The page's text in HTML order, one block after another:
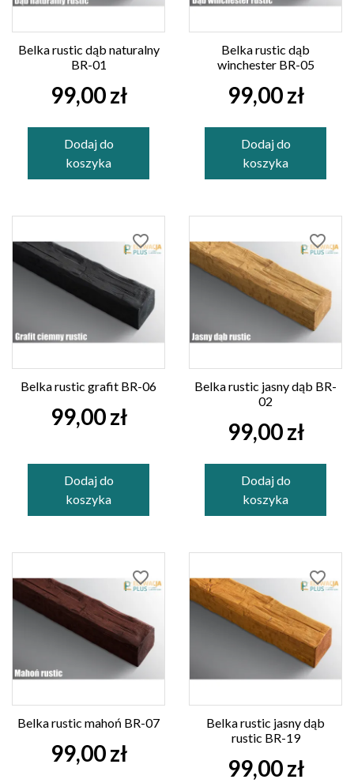
Belka rustic dąb naturalny
BR-01
99,00 zł
Dodaj do
koszyka
Belka rustic dąb
winchester BR-05
99,00 zł
Dodaj do
koszyka
favorite_border
Belka rustic grafit BR-06
99,00 zł
Dodaj do
koszyka
favorite_border
Belka rustic jasny dąb BR-
02
99,00 zł
Dodaj do
koszyka
favorite_border
Belka rustic mahoń BR-07
99,00 zł
favorite_border
Belka rustic jasny dąb
rustic BR-19
99,00 zł